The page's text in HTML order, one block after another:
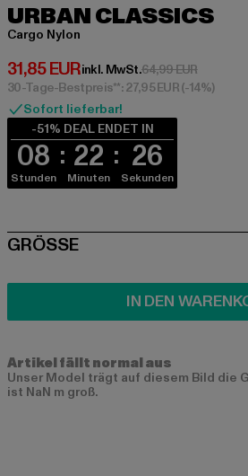
URBAN CLASSICS
Cargo Nylon
31,85 EUR
Derzeitiger Preis: 31,85 EUR
inkl. MwSt.64,99 EUR
30-Tage-Bestpreis**: 27,95 EUR(-14%)
Sofort lieferbar!
-51% DEAL ENDET IN
08
Stunden
22
Minuten
25
Sekunden
SIZE
GRÖSSE
IN DEN
Artikel fällt normal aus
Unser Model trägt auf diesem Bild die
ist NaN m groß.